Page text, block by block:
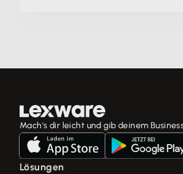
Mach's dir leicht und gib deinem
Lösungen